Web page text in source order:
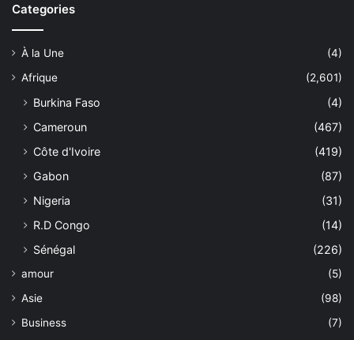
Categories
À la Une
(4)
Afrique
(2,601)
Burkina Faso
(4)
Cameroun
(467)
Côte d'Ivoire
(419)
Gabon
(87)
Nigeria
(31)
R.D Congo
(14)
Sénégal
(226)
amour
(5)
Asie
(98)
Business
(7)